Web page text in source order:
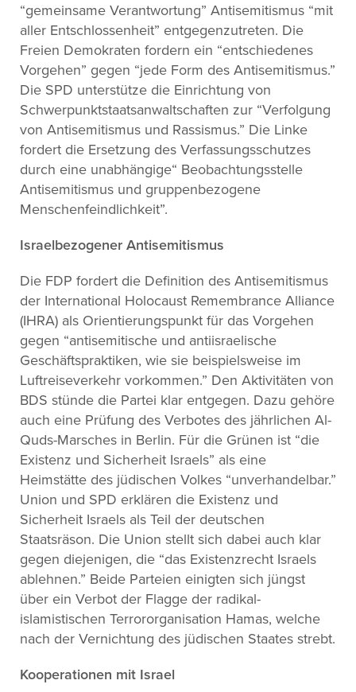
“gemeinsame Verantwortung” Antisemitismus “mit
aller Entschlossenheit” entgegenzutreten. Die
Freien Demokraten fordern ein “entschiedenes
Vorgehen” gegen “jede Form des Antisemitismus.”
Die SPD unterstütze die Einrichtung von
Schwerpunktstaatsanwaltschaften zur “Verfolgung
von Antisemitismus und Rassismus.” Die Linke
fordert die Ersetzung des Verfassungsschutzes
durch eine unabhängige“ Beobachtungsstelle
Antisemitismus und gruppenbezogene
Menschenfeindlichkeit”.
Israelbezogener Antisemitismus
Die FDP fordert die Definition des Antisemitismus
der International Holocaust Remembrance Alliance
(IHRA) als Orientierungspunkt für das Vorgehen
gegen “antisemitische und antiisraelische
Geschäftspraktiken, wie sie beispielsweise im
Luftreiseverkehr vorkommen.” Den Aktivitäten von
BDS stünde die Partei klar entgegen. Dazu gehöre
auch eine Prüfung des Verbotes des jährlichen Al-
Quds-Marsches in Berlin. Für die Grünen ist “die
Existenz und Sicherheit Israels” als eine
Heimstätte des jüdischen Volkes “unverhandelbar.”
Union und SPD erklären die Existenz und
Sicherheit Israels als Teil der deutschen
Staatsräson. Die Union stellt sich dabei auch klar
gegen diejenigen, die “das Existenzrecht Israels
ablehnen.” Beide Parteien einigten sich jüngst
über ein Verbot der Flagge der radikal-
islamistischen Terrororganisation Hamas, welche
nach der Vernichtung des jüdischen Staates strebt.
Kooperationen mit Israel